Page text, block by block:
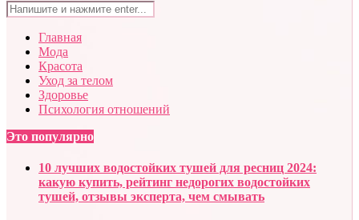
Главная
Мода
Красота
Уход за телом
Здоровье
Психология отношений
Это популярно
10 лучших водостойких тушей для ресниц 2024:
какую купить, рейтинг недорогих водостойких
тушей, отзывы эксперта, чем смывать